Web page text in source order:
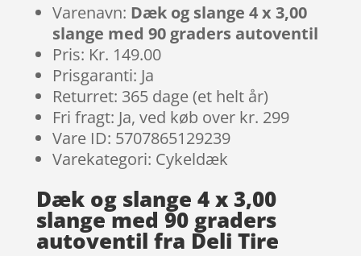
Varenavn: Dæk og slange 4 x 3,00
slange med 90 graders autoventil
Pris: Kr. 149.00
Prisgaranti: Ja
Returret: 365 dage (et helt år)
Fri fragt: Ja, ved køb over kr. 299
Vare ID: 5707865129239
Varekategori: Cykeldæk
Dæk og slange 4 x 3,00
slange med 90 graders
autoventil fra Deli Tire